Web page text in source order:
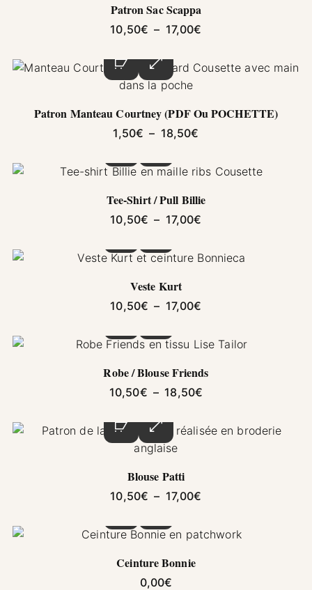
Patron Sac Scappa
10,50€ – 17,00€
Ce produit a plusieurs variations. Les options
Patron Manteau Courtney (PDF Ou POCHETTE)
1,50€ – 18,50€
Tee-Shirt / Pull Billie
10,50€ – 17,00€
Veste Kurt
10,50€ – 17,00€
Robe / Blouse Friends
10,50€ – 18,50€
Ce produit a plusieurs variations. Les options
Blouse Patti
10,50€ – 17,00€
Ceinture Bonnie
0,00€